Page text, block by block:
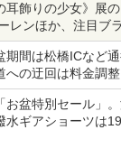
耳飾りの少女》展
レンほか、注目ブ
期間は松橋ICなど
への迂回は料金調
お盆特別セール」
水ギアショーツは